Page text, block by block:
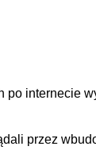
po internecie
przez